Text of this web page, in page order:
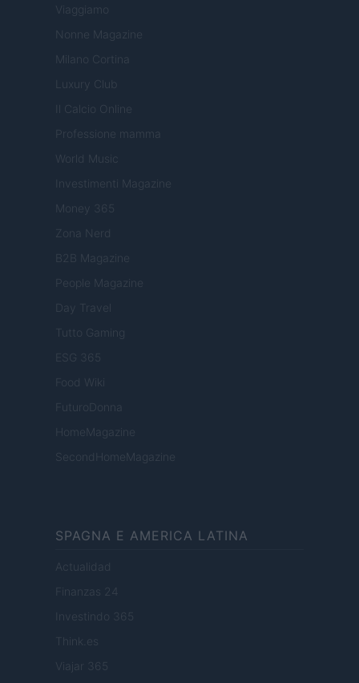
Viaggiamo
Nonne Magazine
Milano Cortina
Luxury Club
Il Calcio Online
Professione mamma
World Music
Investimenti Magazine
Money 365
Zona Nerd
B2B Magazine
People Magazine
Day Travel
Tutto Gaming
ESG 365
Food Wiki
FuturoDonna
HomeMagazine
SecondHomeMagazine
SPAGNA E AMERICA LATINA
Actualidad
Finanzas 24
Investindo 365
Think.es
Viajar 365